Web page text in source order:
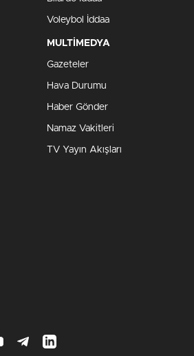
Voleybol İddaa
MULTİMEDYA
Gazeteler
Hava Durumu
Haber Gönder
Namaz Vakitleri
TV Yayın Akışları